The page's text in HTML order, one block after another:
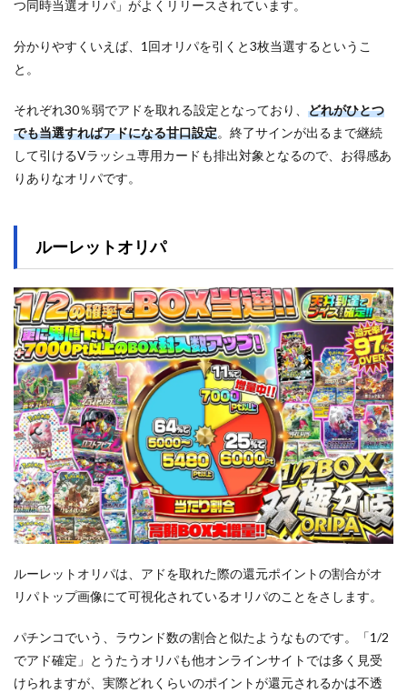
つ同時当選オリパ」がよくリリースされています。
分かりやすくいえば、1回オリパを引くと3枚当選するというこ
と。
それぞれ30％弱でアドを取れる設定となっており、 どれがひとつ
でも当選すればアドになる甘口設定。終了サインが出るまで継続
して引けるVラッシュ専用カードも排出対象となるので、お得感あ
りありなオリパです。
ルーレットオリパ
ルーレットオリパは、アドを取れた際の還元ポイントの割合がオ
リパトップ画像にて可視化されているオリパのことをさします。
パチンコでいう、ラウンド数の割合と似たようなものです。「1/2
でアド確定」とうたうオリパも他オンラインサイトでは多く見受
けられますが、実際どれくらいのポイントが還元されるかは不透